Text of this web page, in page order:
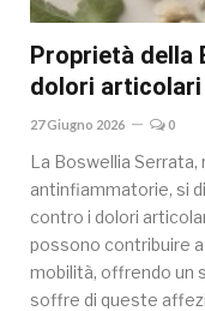
Proprietà della
dolori
27 Giugno 2026 0
La Boswellia
antinfiammatorie, si
contro i dolori
possono contribuire
mobilità, offrendo un
soffre di queste